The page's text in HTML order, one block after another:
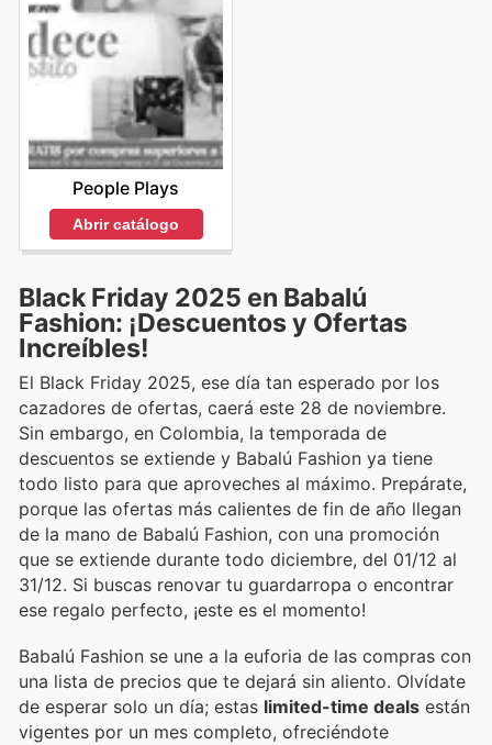
People Plays
Abrir catálogo
Black Friday 2025 en Babalú
Fashion: ¡Descuentos y Ofertas
Increíbles!
El Black Friday 2025, ese día tan esperado por los
cazadores de ofertas, caerá este 28 de noviembre.
Sin embargo, en Colombia, la temporada de
descuentos se extiende y Babalú Fashion ya tiene
todo listo para que aproveches al máximo. Prepárate,
porque las ofertas más calientes de fin de año llegan
de la mano de Babalú Fashion, con una promoción
que se extiende durante todo diciembre, del 01/12 al
31/12. Si buscas renovar tu guardarropa o encontrar
ese regalo perfecto, ¡este es el momento!
Babalú Fashion se une a la euforia de las compras con
una lista de precios que te dejará sin aliento. Olvídate
de esperar solo un día; estas limited-time deals están
vigentes por un mes completo, ofreciéndote